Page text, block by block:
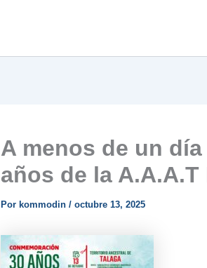
A menos de un
años de la
Por kommodin / octubre 13, 2025